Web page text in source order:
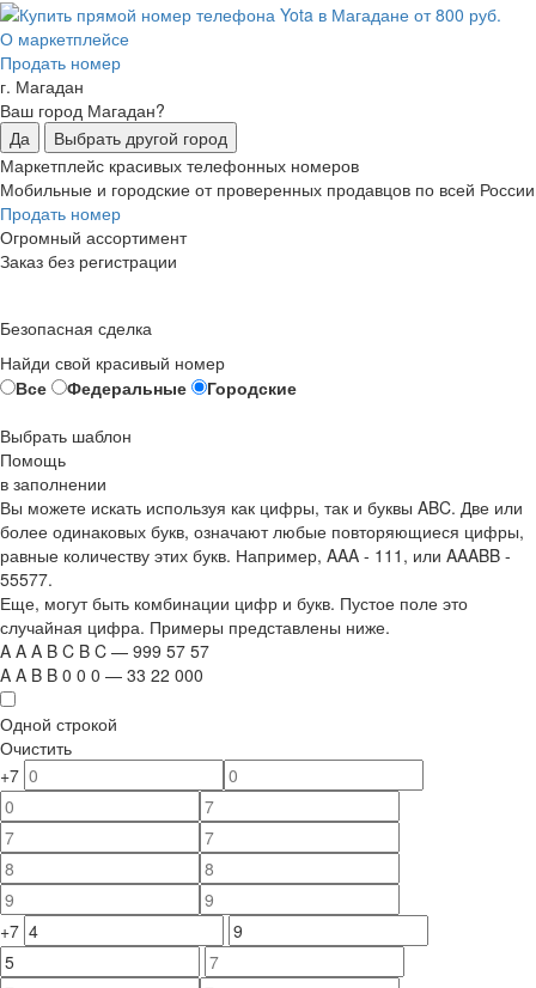
О маркетплейсе
Продать номер
г. Магадан
Ваш город Магадан?
Да
Выбрать другой город
Маркетплейс красивых телефонных номеров
Мобильные и городские от проверенных продавцов по всей России
Продать номер
Огромный ассортимент
Заказ без регистрации
Безопасная сделка
Найди свой красивый номер
Все
Федеральные
Городские
Выбрать шаблон
Помощь
в заполнении
Вы можете искать используя как цифры, так и буквы ABC. Две или
более одинаковых букв, означают любые повторяющиеся цифры,
равные количеству этих букв. Например, AAA - 111 , или AAABB -
55577.
Еще, могут быть комбинации цифр и букв. Пустое поле это
случайная цифра. Примеры представлены ниже.
A A A B C B C — 999 57 57
A A B B 0 0 0 — 33 22 000
Одной строкой
Очистить
+7
+7